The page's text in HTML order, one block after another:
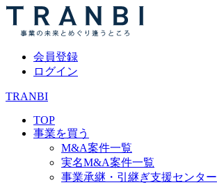
会員登録
ログイン
TRANBI
TOP
事業を買う
M&A案件一覧
実名M&A案件一覧
事業承継・引継ぎ支援センター